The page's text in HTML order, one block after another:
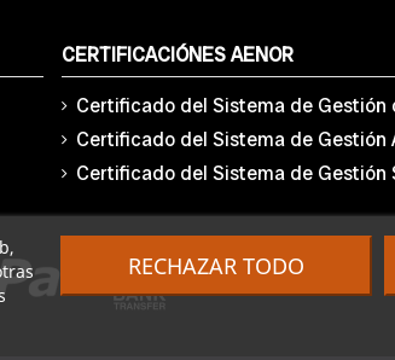
RECHAZAR TODO
CERTIFICACIÓNES AENOR
Certificado del Sistema de Gestión
Certificado del Sistema de Gestión
Certificado del Sistema de